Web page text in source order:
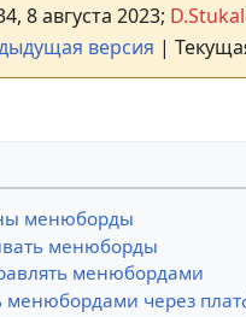
8 августа 2023;
версия |
менюборды
менюборды
менюбордами
менюбордами через